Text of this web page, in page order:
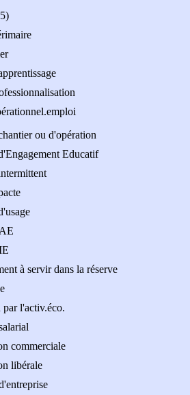
ou d'opération
Educatif
à servir dans la réserve
par l'activ.éco.
commerciale
libérale